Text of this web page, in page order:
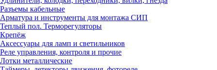
Разъемы кабельные
Арматура и инструменты для монтажа СИП
Теплый пол. Терморегуляторы
Крепёж
Аксессуары для ламп и светильников
Реле управления, контроля и прочие
Лотки металлические